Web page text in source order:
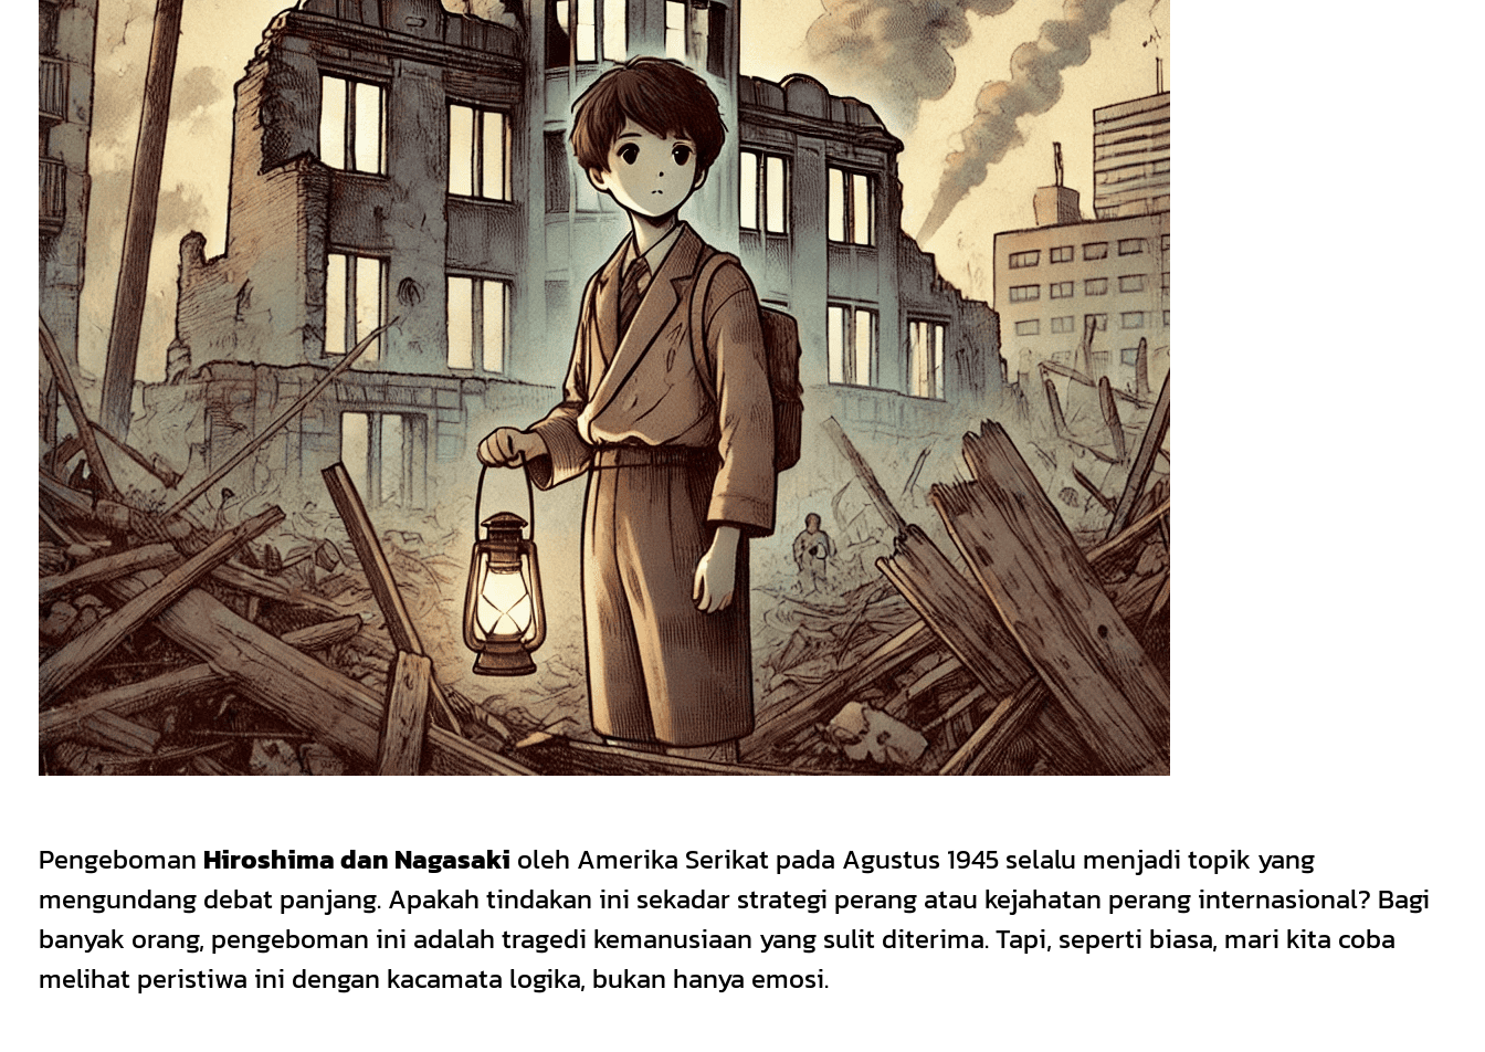
Pengeboman Hiroshima dan Nagasaki oleh Amerika Serikat pada Agustus 1945 selalu menjadi topik yang
mengundang debat panjang. Apakah tindakan ini sekadar strategi perang atau kejahatan perang internasional? Bagi
banyak orang, pengeboman ini adalah tragedi kemanusiaan yang sulit diterima. Tapi, seperti biasa, mari kita coba
melihat peristiwa ini dengan kacamata logika, bukan hanya emosi.